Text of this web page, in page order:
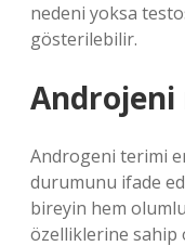
nedeni yoksa
gösterilebilir.
Androjeni
Androgeni terimi
durumunu ifade
bireyin hem
özelliklerine sahip